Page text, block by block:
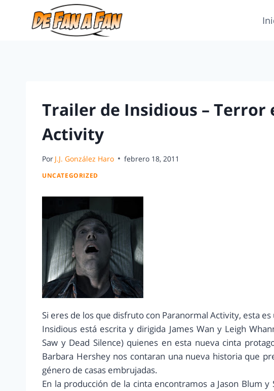
Trailer de Insidious – Terror
Activity
Por J.J. González Haro febrero 18, 2011
UNCATEGORIZED
Si eres de los que disfruto con Paranormal Activity, esta
Insidious está escrita y dirigida James Wan y Leigh
Saw y Dead Silence) quienes en esta nueva cinta
Barbara Hershey nos contaran una nueva historia que
género de casas embrujadas.
En la producción de la cinta encontramos a Jason Blum